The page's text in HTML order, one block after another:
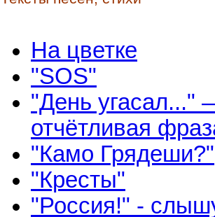
На цветке
"SOS"
"День угасал..."
отчётливая
"Камо Грядеши?"
"Кресты"
"Россия!" -